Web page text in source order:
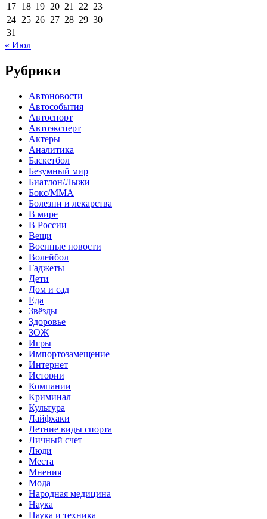
17 18 19 20 21 22 23
24 25 26 27 28 29 30
31
« Июл
Рубрики
Автоновости
Автособытия
Автоспорт
Автоэксперт
Актеры
Аналитика
Баскетбол
Безумный мир
Биатлон/Лыжи
Бокс/MMA
Болезни и лекарства
В мире
В России
Вещи
Военные новости
Волейбол
Гаджеты
Дети
Дом и сад
Еда
Звёзды
Здоровье
ЗОЖ
Игры
Импортозамещение
Интернет
Истории
Компании
Криминал
Культура
Лайфхаки
Летние виды спорта
Личный счет
Люди
Места
Мнения
Мода
Народная медицина
Наука
Наука и техника